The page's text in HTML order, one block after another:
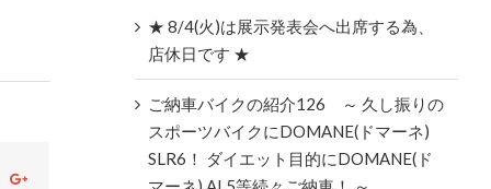
Google+
★ 8/4(火)は展示発表会へ出席する為、
店休日です ★
ご納車バイクの紹介126 ～ 久し振りの
スポーツバイクにDOMANE(ドマーネ)
SLR6！ ダイエット目的にDOMANE(ド